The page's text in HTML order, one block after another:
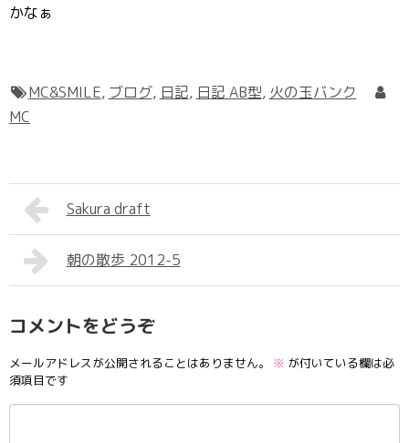
かなぁ
MC&SMILE, ブログ, 日記, 日記 AB型, 火の玉バンク
MC
Sakura draft
朝の散歩 2012-5
コメントをどうぞ
メールアドレスが公開されることはありません。 ※ が付いている欄は必
須項目です